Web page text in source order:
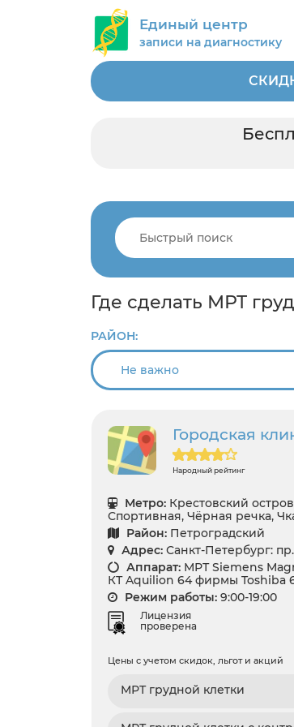
Единый центр
записи на диагностику
Где сделать МРТ
РАЙОН:
Городская
Народный рейтинг
Метро: Крестовский
Спортивная, Чёрная речка,
Район: Петроградский
Адрес: Санкт-Петербург:
Аппарат: МРТ Siemens
КТ Aquilion 64 фирмы Toshiba
Режим работы: 9:00-19:00
Лицензия
проверена
Цены с учетом скидок, льгот и акций
МРТ грудной клетки